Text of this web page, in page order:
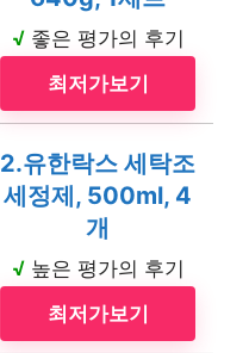
√좋은 평가의 후기
최저가보기
2.유한락스 세탁조
세정제, 500ml, 4
개
√높은 평가의 후기
최저가보기